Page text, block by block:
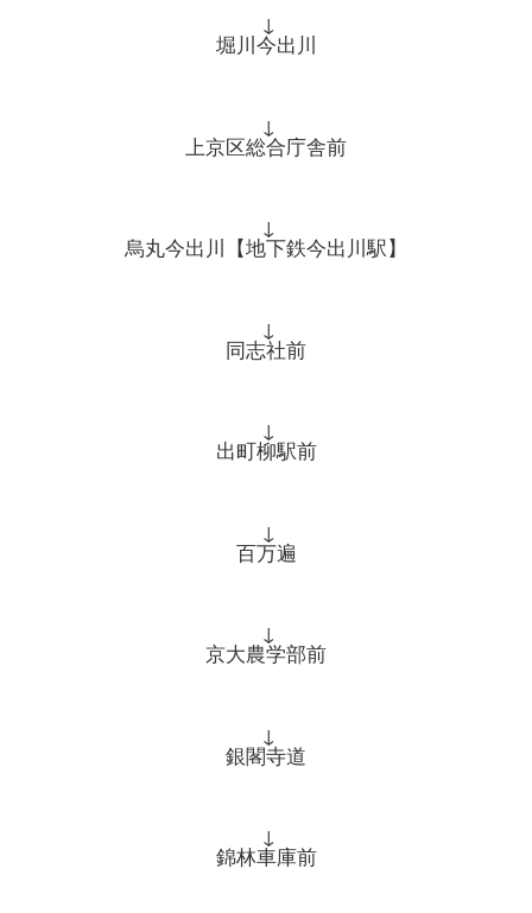
↓
堀川今出川
↓
上京区総合庁舎前
↓
烏丸今出川【地下鉄今出川駅】
↓
同志社前
↓
出町柳駅前
↓
百万遍
↓
京大農学部前
↓
銀閣寺道
↓
錦林車庫前